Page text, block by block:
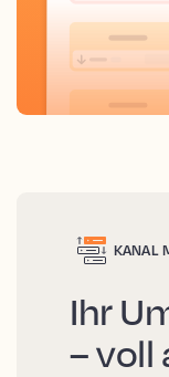
KANAL
Ihr
– voll